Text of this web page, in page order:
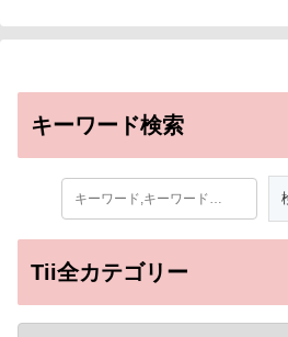
キーワード検索
Tii全カテゴリー